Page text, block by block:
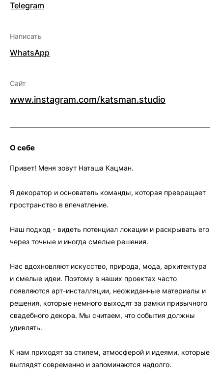
Telegram
Написать
WhatsApp
Сайт
www.instagram.com/katsman.studio
О себе
Привет! Меня зовут Наташа Кацман.
Я декоратор и основатель команды, которая превращает
пространство в впечатление.
Наш подход - видеть потенциал локации и раскрывать его
через точные и иногда смелые решения.
Нас вдохновляют искусство, природа, мода, архитектура
и смелые идеи. Поэтому в наших проектах часто
появляются арт-инсталляции, неожиданные материалы и
решения, которые немного выходят за рамки привычного
свадебного декора. Мы считаем, что события должны
удивлять.
К нам приходят за стилем, атмосферой и идеями, которые
выглядят современно и запоминаются надолго.